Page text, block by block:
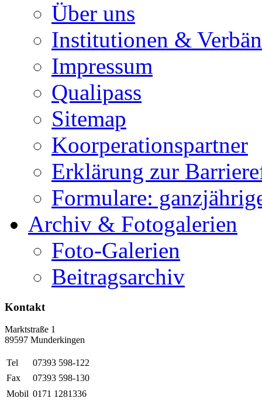
Über uns
Institutionen &
Impressum
Qualipass
Sitemap
Koorperationspartner
Erklärung zur
Formulare:
Archiv & Fotogalerien
Foto-Galerien
Beitragsarchiv
Kontakt
Marktstraße 1
89597 Munderkingen
Tel
07393 598-122
Fax
07393 598-130
Mobil 0171 1281336